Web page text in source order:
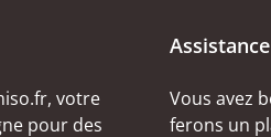
votre
pour des
Vous avez
ferons un